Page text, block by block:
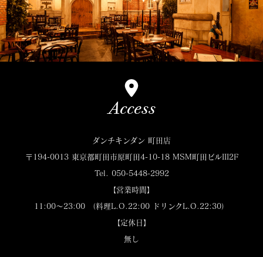
Access
ダンチキンダン 町田店
〒194-0013 東京都町田市原町田4-10-18 MSM町田ビルIII2F
Tel. 050-5448-2992
【営業時間】
11:00～23:00 （料理L.O.22:00 ドリンクL.O.22:30）
【定休日】
無し